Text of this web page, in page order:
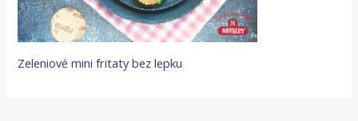
Zeleniové mini fritaty bez lepku